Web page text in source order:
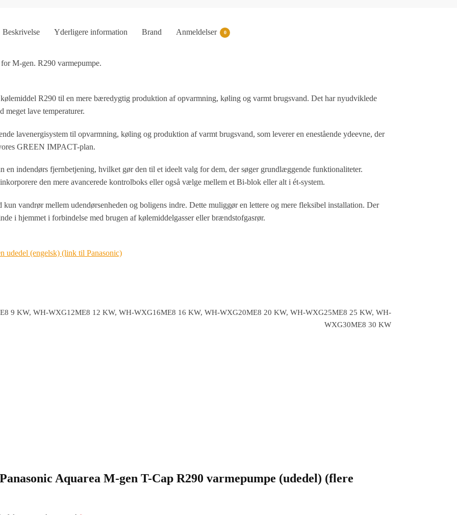
Beskrivelse Yderligere information Brand Anmeldelser 0
M-gen. R290 varmepumpe.
kølemiddel R290 til en mere bæredygtig produktion af opvarmning, køling og varmt brugsvand. Det har nyudviklede
meget lave temperaturer.
lavenergisystem til opvarmning, køling og produktion af varmt brugsvand, som leverer en enestående ydeevne, der
GREEN IMPACT-plan.
en indendørs fjernbetjening, hvilket gør den til et ideelt valg for dem, der søger grundlæggende funktionaliteter.
den mere avancerede kontrolboks eller også vælge mellem et Bi-blok eller alt i ét-system.
vandrør mellem udendørsenheden og boligens indre. Dette muliggør en lettere og mere fleksibel installation. Der
i hjemmet i forbindelse med brugen af ​​kølemiddelgasser eller brændstofgasrør.
udedel (engelsk) (link til Panasonic)
9 KW, WH-WXG12ME8 12 KW, WH-WXG16ME8 16 KW, WH-WXG20ME8 20 KW, WH-WXG25ME8 25 KW, WH-
WXG30ME8 30 KW
Aquarea M-gen T-Cap R290 varmepumpe (udedel) (flere